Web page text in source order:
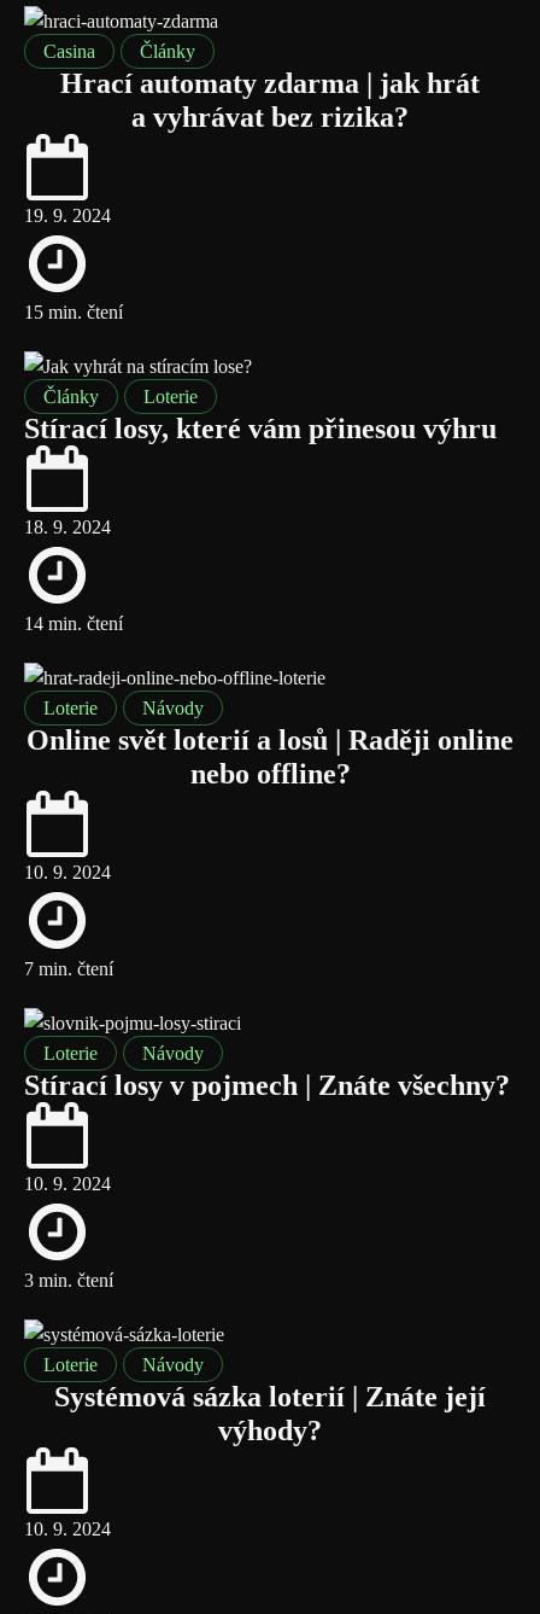
Casina Články
Hrací automaty zdarma | jak hrát
a vyhrávat bez rizika?
19. 9. 2024
15 min. čtení
Články Loterie
Stírací losy, které vám přinesou výhru
18. 9. 2024
14 min. čtení
Loterie Návody
Online svět loterií a losů | Raději online
nebo offline?
10. 9. 2024
7 min. čtení
Loterie Návody
Stírací losy v pojmech | Znáte všechny?
10. 9. 2024
3 min. čtení
Loterie Návody
Systémová sázka loterií | Znáte její
výhody?
10. 9. 2024